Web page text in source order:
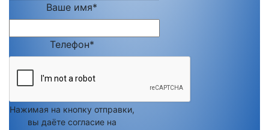
Ваше имя*
Телефон*
Нажимая на кнопку отправки,
вы даёте согласие на